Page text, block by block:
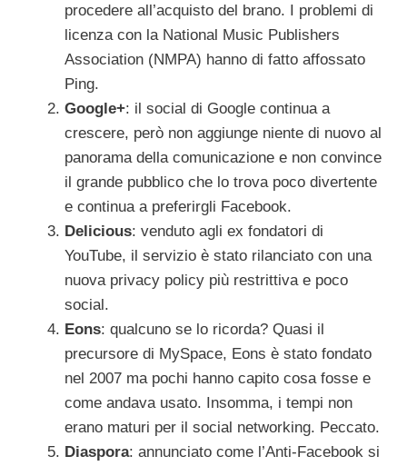
procedere all’acquisto del brano. I problemi di
licenza con la National Music Publishers
Association (NMPA) hanno di fatto affossato
Ping.
Google+: il social di Google continua a
crescere, però non aggiunge niente di nuovo al
panorama della comunicazione e non convince
il grande pubblico che lo trova poco divertente
e continua a preferirgli Facebook.
Delicious: venduto agli ex fondatori di
YouTube, il servizio è stato rilanciato con una
nuova privacy policy più restrittiva e poco
social.
Eons: qualcuno se lo ricorda? Quasi il
precursore di MySpace, Eons è stato fondato
nel 2007 ma pochi hanno capito cosa fosse e
come andava usato. Insomma, i tempi non
erano maturi per il social networking. Peccato.
Diaspora: annunciato come l’Anti-Facebook si